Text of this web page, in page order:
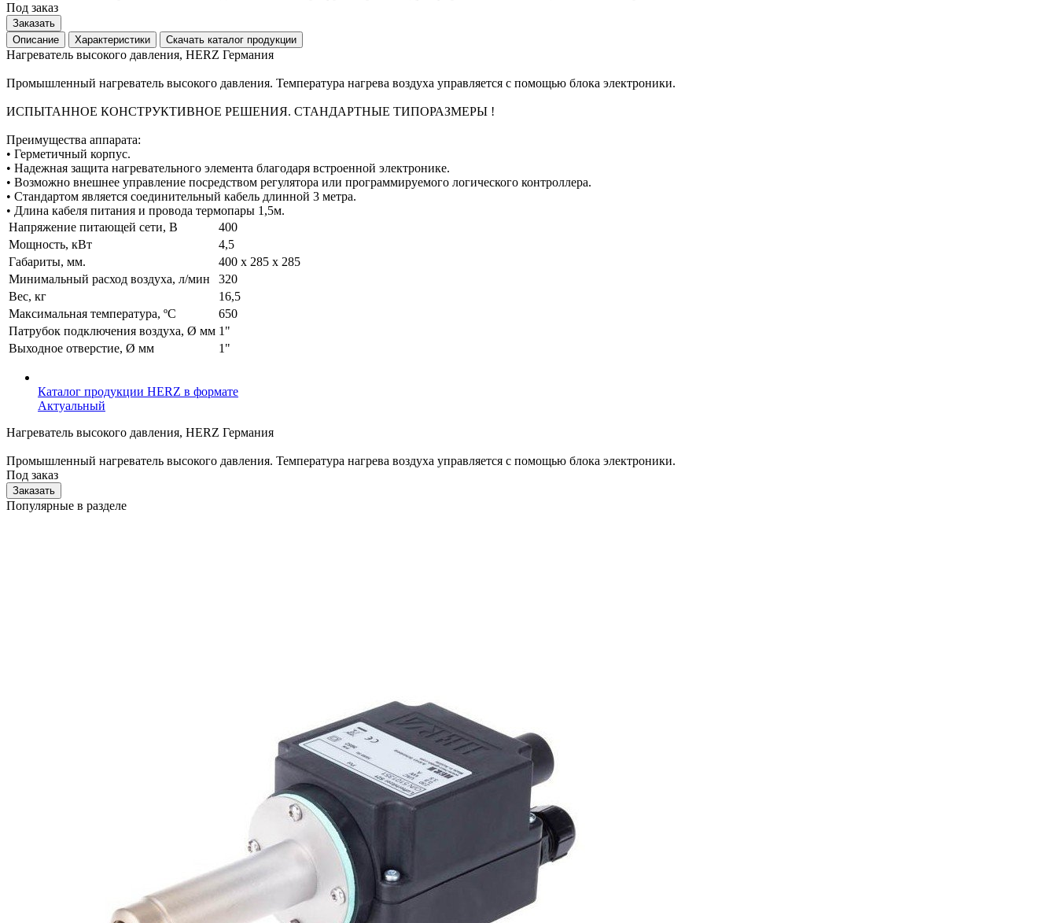
Под заказ
Заказать
Описание
Характеристики Скачать каталог продукции
Нагреватель высокого давления, HERZ Германия
Промышленный нагреватель высокого давления. Температура нагрева воздуха управляется с помощью блока электроники.
ИСПЫТАННОЕ КОНСТРУКТИВНОЕ РЕШЕНИЯ. СТАНДАРТНЫЕ ТИПОРАЗМЕРЫ !
Преимущества аппарата:
• Герметичный корпус.
• Надежная защита нагревательного элемента благодаря встроенной электронике.
• Возможно внешнее управление посредством регулятора или программируемого логического контроллера.
• Стандартом является соединительный кабель длинной 3 метра.
• Длина кабеля питания и провода термопары 1,5м.
Напряжение питающей сети, В
400
Мощность, кВт
4,5
Габариты, мм.
400 x 285 x 285
Минимальный расход воздуха, л/мин
320
Вес, кг
16,5
Максимальная температура, ºС
650
Патрубок подключения воздуха, Ø мм 1"
Выходное отверстие, Ø мм
1"
Каталог продукции HERZ в формате
Актуальный
Нагреватель высокого давления, HERZ Германия
Промышленный нагреватель высокого давления. Температура нагрева воздуха управляется с помощью блока электроники.
Под заказ
Заказать
Популярные в разделе